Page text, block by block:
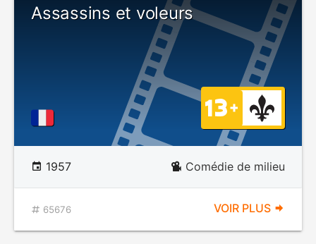
Assassins et voleurs
1957 Comédie de milieu
65676 VOIR PLUS